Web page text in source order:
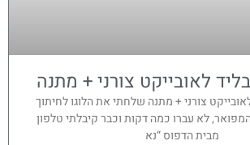
לאובייקט צורני + מתנה
צורני + מתנה שלחתי את הלוגו לחיתוך
המפואר, לא עברו כמה דקות וכבר קיבלתי טלפון
מבית הדפוס “נא